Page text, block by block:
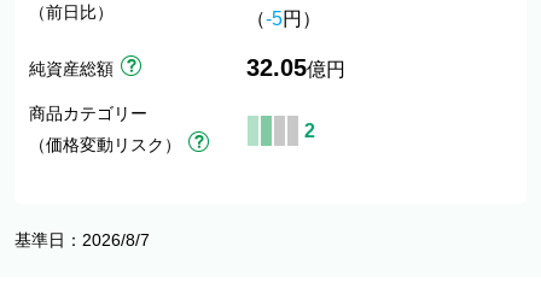
（前日比）
（-5円）
純資産総額 32.05億円
商品カテゴリー
（価格変動リスク）
2
基準日：2026/8/7